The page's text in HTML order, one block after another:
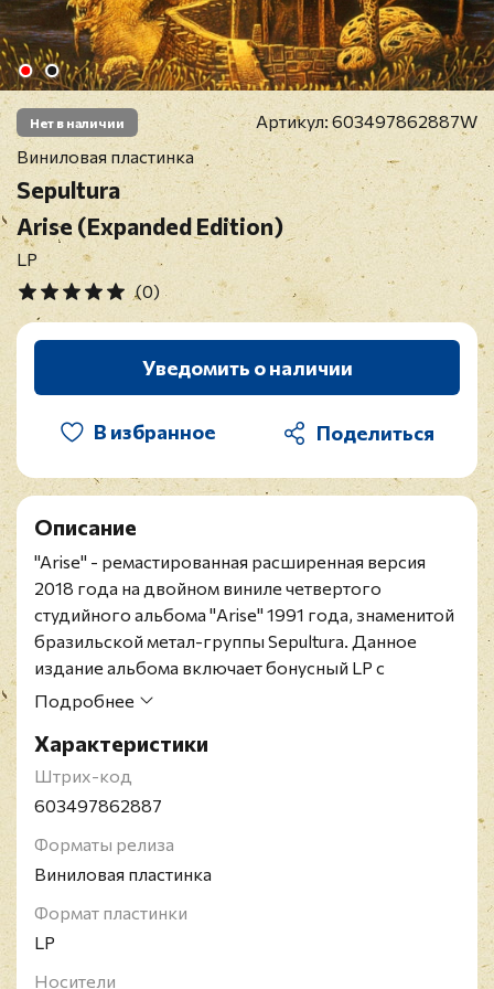
Нет в наличии Артикул: 603497862887W
Виниловая пластинка
Sepultura
Arise (Expanded Edition)
LP
(0)
Уведомить о наличии
В избранное
Описание
"Arise" - ремастированная расширенная версия
2018 года на двойном виниле четвертого
студийного альбома "Arise" 1991 года, знаменитой
бразильской метал-группы Sepultura. Данное
издание альбома включает бонусный LP с
неизданными ранее демо, миксами и
Альбом, записанный во Флориде с продюсером
Скоттом Бёрнсом, стал первым успешным
релизом коллектива, с продажами более одного
группы Arise и по ныне считается лучшим
альбомом Sepultura.
Sepultura - бразильская метал-группа,
образованная в 1984 году. За всю свою карьеру
Подробнее
Характеристики
Штрих-код
603497862887
Форматы релиза
Виниловая пластинка
Формат пластинки
LP
Носители